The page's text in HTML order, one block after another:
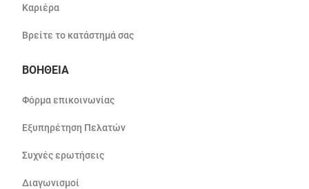
Καριέρα
Βρείτε το κατάστημά σας
ΒΟΗΘΕΙΑ
Φόρμα επικοινωνίας
Εξυπηρέτηση Πελατών
Συχνές ερωτήσεις
Διαγωνισμοί